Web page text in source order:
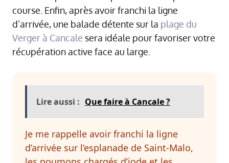
course. Enfin, après avoir franchi la ligne
d’arrivée, une balade détente sur la plage du
Verger à Cancale sera idéale pour favoriser votre
récupération active face au large.
Lire aussi : Que faire à Cancale ?
Je me rappelle avoir franchi la ligne
d’arrivée sur l’esplanade de Saint-Malo,